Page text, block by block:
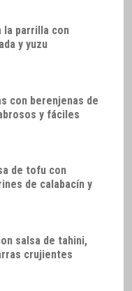
la parrilla con
y yuzu
con berenjenas de
y fáciles
de tofu con
de calabacín y
salsa de tahini,
crujientes